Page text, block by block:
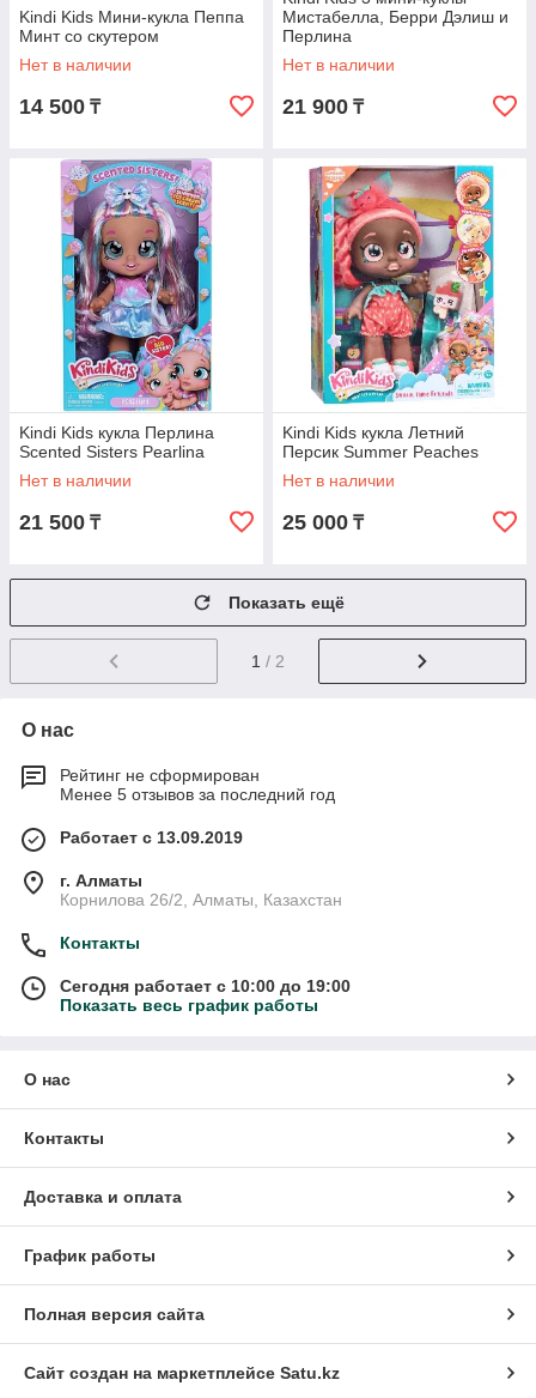
Kindi Kids Мини-кукла Пеппа
Минт со скутером
Нет в наличии
14 500 ₸
Мистабелла, Берри Дэлиш и
Перлина
Нет в наличии
21 900 ₸
Kindi Kids кукла Перлина
Scented Sisters Pearlina
Нет в наличии
21 500 ₸
Kindi Kids кукла Летний
Персик Summer Peaches
Нет в наличии
25 000 ₸
Показать ещё
1 / 2
О нас
Рейтинг не сформирован
Менее 5 отзывов за последний год
Работает с 13.09.2019
г. Алматы
Корнилова 26/2, Алматы, Казахстан
Контакты
Сегодня работает с 10:00 до 19:00
Показать весь график работы
О нас
Контакты
Доставка и оплата
График работы
Полная версия сайта
Сайт создан на маркетплейсе Satu.kz